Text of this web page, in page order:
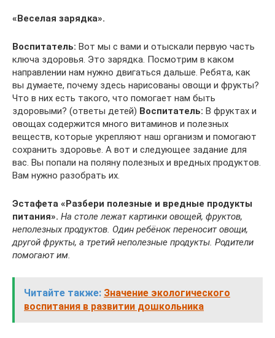
«Веселая зарядка».
Воспитатель: Вот мы с вами и отыскали первую часть
ключа здоровья. Это зарядка. Посмотрим в каком
направлении нам нужно двигаться дальше. Ребята, как
вы думаете, почему здесь нарисованы овощи и фрукты?
Что в них есть такого, что помогает нам быть
здоровыми? (ответы детей) Воспитатель: В фруктах и
овощах содержится много витаминов и полезных
веществ, которые укрепляют наш организм и помогают
сохранить здоровье. А вот и следующее задание для
вас. Вы попали на поляну полезных и вредных продуктов.
Вам нужно разобрать их.
Эстафета «Разбери полезные и вредные продукты
питания». На столе лежат картинки овощей, фруктов,
неполезных продуктов. Один ребёнок переносит овощи,
другой фрукты, а третий неполезные продукты. Родители
помогают им.
Читайте также: Значение экологического
воспитания в развитии дошкольника